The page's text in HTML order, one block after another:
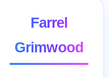
Farrel
Grimwood